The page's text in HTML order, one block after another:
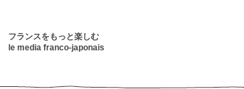
フランスをもっと楽しむ
le media franco-japonais